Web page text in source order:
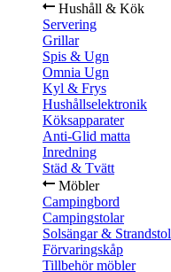
Hushåll & Kök
Servering
Grillar
Spis & Ugn
Omnia Ugn
Kyl & Frys
Hushållselektronik
Köksapparater
Anti-Glid matta
Inredning
Städ & Tvätt
Möbler
Campingbord
Campingstolar
Solsängar & Strandstol
Förvaringskåp
Tillbehör möbler